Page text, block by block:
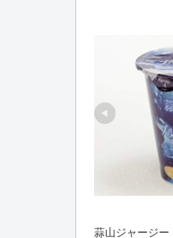
蒜山ジャージー